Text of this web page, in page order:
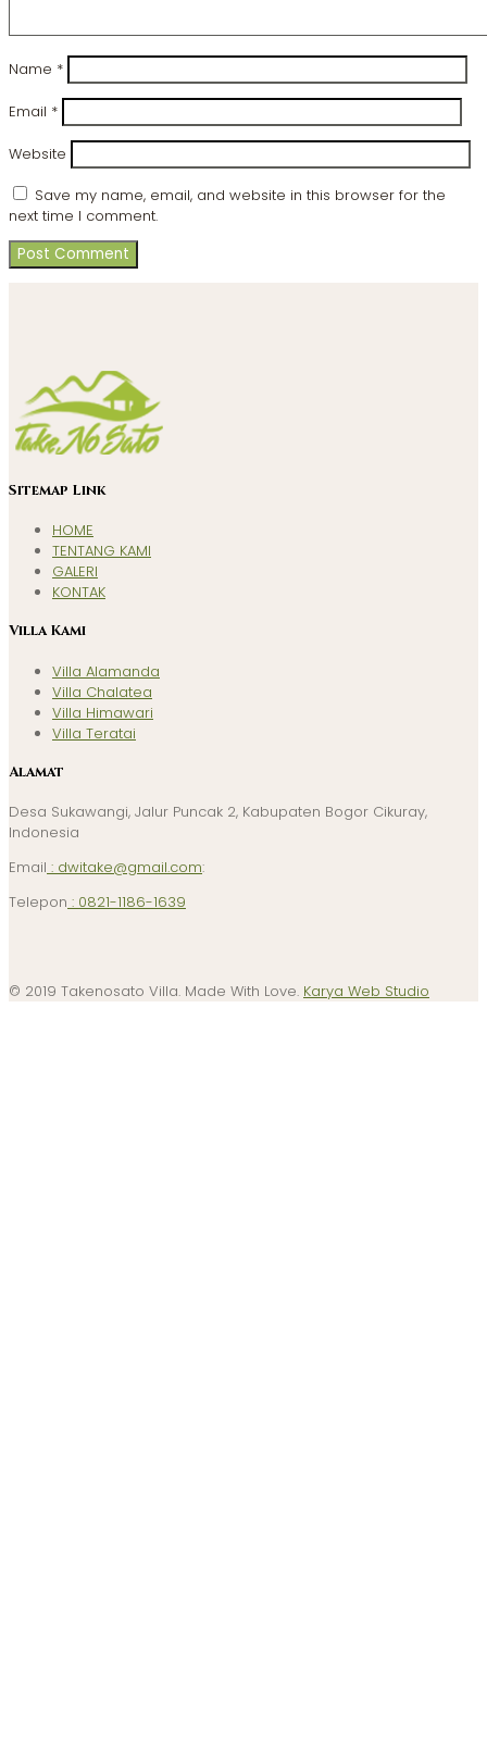
Name *
Email *
Website
Save my name, email, and website in this browser for the
next time I comment.
Sitemap Link
HOME
TENTANG KAMI
GALERI
KONTAK
Villa Kami
Villa Alamanda
Villa Chalatea
Villa Himawari
Villa Teratai
Alamat
Desa Sukawangi, Jalur Puncak 2, Kabupaten Bogor Cikuray,
Indonesia
Email : dwitake@gmail.com:
Telepon : 0821-1186-1639
© 2019 Takenosato Villa. Made With Love. Karya Web Studio